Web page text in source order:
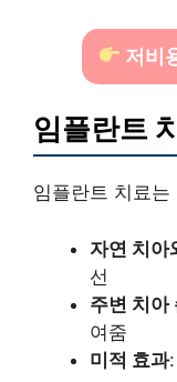
저비
임플란트
임플란트 치료
자연 치아
선
주변 치아
여줌
미적 효과